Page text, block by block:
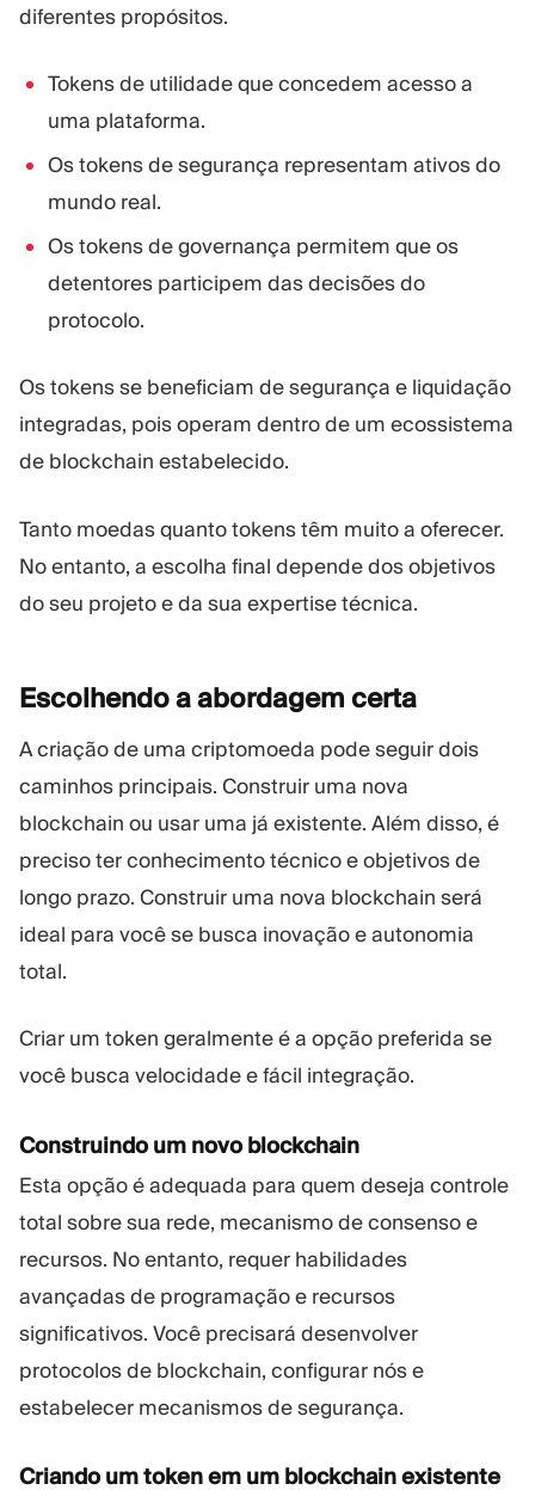
diferentes propósitos.
Tokens de utilidade que concedem acesso a
uma plataforma.
Os tokens de segurança representam ativos do
mundo real.
Os tokens de governança permitem que os
detentores participem das decisões do
protocolo.
Os tokens se beneficiam de segurança e liquidação
integradas, pois operam dentro de um ecossistema
de blockchain estabelecido.
Tanto moedas quanto tokens têm muito a oferecer.
No entanto, a escolha final depende dos objetivos
do seu projeto e da sua expertise técnica.
Escolhendo a abordagem certa
A criação de uma criptomoeda pode seguir dois
caminhos principais. Construir uma nova
blockchain ou usar uma já existente. Além disso, é
preciso ter conhecimento técnico e objetivos de
longo prazo. Construir uma nova blockchain será
ideal para você se busca inovação e autonomia
total.
Criar um token geralmente é a opção preferida se
você busca velocidade e fácil integração.
Construindo um novo blockchain
Esta opção é adequada para quem deseja controle
total sobre sua rede, mecanismo de consenso e
recursos. No entanto, requer habilidades
avançadas de programação e recursos
significativos. Você precisará desenvolver
protocolos de blockchain, configurar nós e
estabelecer mecanismos de segurança.
Criando um token em um blockchain existente